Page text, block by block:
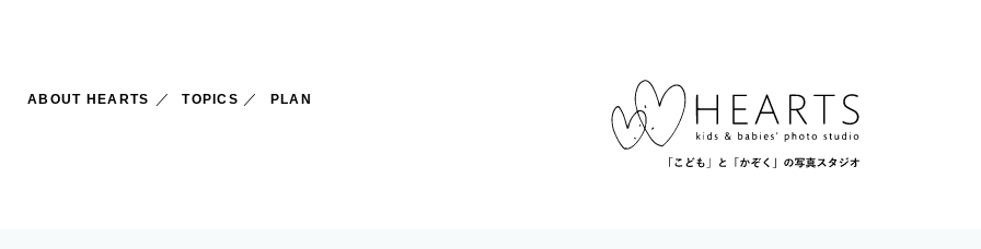
ABOUT HEARTS TOPICS PLAN